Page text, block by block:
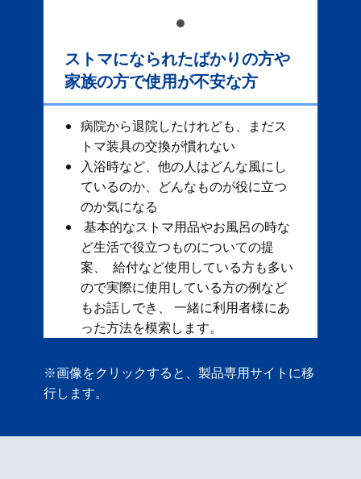
ストマになられたばかりの方や
家族の方で使用が不安な方
病院から退院したけれども、まだス
トマ装具の交換が慣れない
入浴時など、他の人はどんな風にし
ているのか、どんなものが役に立つ
のか気になる
基本的なストマ用品やお風呂の時な
ど生活で役立つものについての提
案、 給付など使用している方も多い
ので実際に使用している方の例など
もお話しでき、 一緒に利用者様にあ
った方法を模索します。
※画像をクリックすると、製品専用サイトに移
行します。